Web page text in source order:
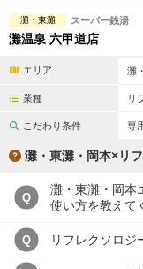
灘・東灘 スーパー銭湯
灘温泉 六甲道店
エリア 灘
業種 リ
こだわり条件 専
灘・東灘・岡本×リ
Q
灘・東灘・岡本
使い方を教えて
Q リフレクソロジ